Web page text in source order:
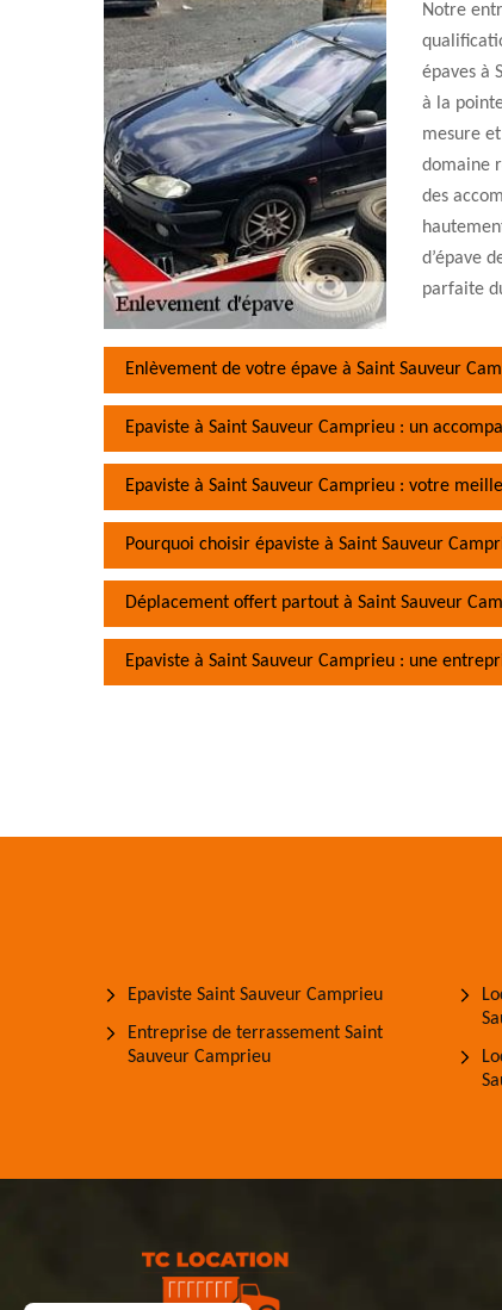
Notre
épaves à
à la
mesure
domaine
des
d’épave
parfaite
Enlèvement de votre épave à Saint Sauveur
Epaviste à Saint Sauveur Camprieu : un
Epaviste à Saint Sauveur Camprieu : votre
Pourquoi choisir épaviste à Saint Sauveur
Déplacement offert partout à Saint Sauveur
Epaviste à Saint Sauveur Camprieu : une
Epaviste Saint Sauveur Camprieu
Entreprise de terrassement Saint
Sauveur Camprieu